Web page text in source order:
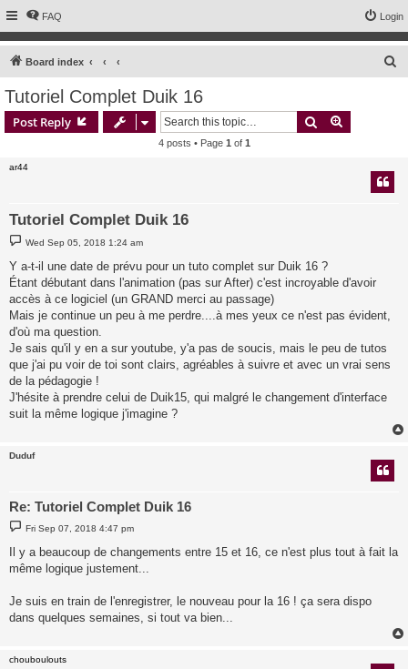
FAQ Login
Board index
Tutoriel Complet Duik 16
Post Reply Search
4 posts • Page 1 of 1
ar44
Tutoriel Complet Duik 16
P
o
t
Wed Sep 05, 2018 1:24 am
Y a-t-il une date de prévu pour un tuto complet sur Duik 16 ?
Étant débutant dans l'animation (pas sur After) c'est incroyable d'avoir
accès à ce logiciel (un GRAND merci au passage)
Mais je continue un peu à me perdre....à mes yeux ce n'est pas évident,
d'où ma question.
Je sais qu'il y en a sur youtube, y'a pas de soucis, mais le peu de tutos
que j'ai pu voir de toi sont clairs, agréables à suivre et avec un vrai sens
de la pédagogie !
J'hésite à prendre celui de Duik15, qui malgré le changement d'interface
suit la même logique j'imagine ?
Duduf
Re: Tutoriel Complet Duik 16
P
o
t
Fri Sep 07, 2018 4:47 pm
Il y a beaucoup de changements entre 15 et 16, ce n'est plus tout à fait la
même logique justement...
Je suis en train de l'enregistrer, le nouveau pour la 16 ! ça sera dispo
dans quelques semaines, si tout va bien...
chouboulouts